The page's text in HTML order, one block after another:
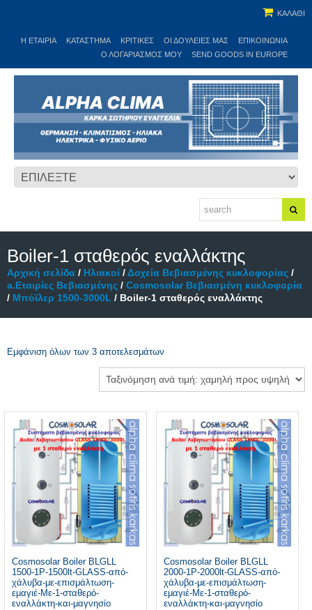
ΚΑΛΑΘΙ
Η ΕΤΑΙΡΊΑ ΚΑΤΆΣΤΗΜΑ ΚΡΙΤΙΚΕΣ ΟΙ ΔΟΥΛΕΙΈΣ ΜΑΣ
ΕΠΙΚΟΙΝΩΝΊΑ
Ο ΛΟΓΑΡΙΑΣΜΌΣ ΜΟΥ
SEND GOODS IN EUROPE
Boiler-1 σταθερός εναλλάκτης
Αρχική σελίδα / Ηλιακοί /Δοχεία Βεβιασμένης κυκλοφορίας /
a.Εταιρίες Βεβιασμένης / Cosmosolar Βεβιασμένη κυκλοφορία
/ Μπόϊλερ 1500-3000L / Boiler-1 σταθερός εναλλάκτης
Εμφάνιση όλων των 3 αποτελεσμάτων
Cosmosolar Boiler BLGLL
1500-1P-1500lt-GLASS-από-
χάλυβα-με-επισμάλτωση-
εμαγιέ-Με-1-σταθερό-
εναλλάκτη-και-μαγνησίο
Cosmosolar Boiler BLGLL
2000-1P-2000lt-GLASS-από-
χάλυβα-με-επισμάλτωση-
εμαγιέ-Με-1-σταθερό-
εναλλάκτη-και-μαγνησίο